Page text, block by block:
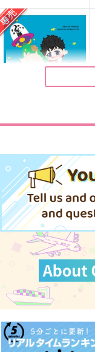
そうして、ふたり。
DACOS
787円（税込）
花垣武道×佐野万次郎
サンプル
猫様の下僕
1,572円（税込）
サンプル
Because You Stayed-
shiro5o
セール中 専売
330円（税込）
東京卍リベンジャーズ
佐野万次郎×花垣武道
サンプル
カート